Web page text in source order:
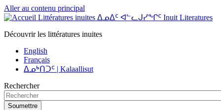
Aller au contenu principal
Littératures inuites ᐃᓄᐃᑦ ᐊᓪᓚᒍᓯᖏᑦ Inuit Literatures
Découvrir les littératures inuites
English
Français
ᐃᓄᒃᑎᑐᑦ | Kalaallisut
Rechercher
Soumettre